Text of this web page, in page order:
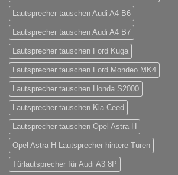
Lautsprecher tauschen Audi A4 B6
Lautsprecher tauschen Audi A4 B7
Lautsprecher tauschen Ford Kuga
Lautsprecher tauschen Ford Mondeo MK4
Lautsprecher tauschen Honda S2000
Lautsprecher tauschen Kia Ceed
Lautsprecher tauschen Opel Astra H
Opel Astra H Lautsprecher hintere Türen
Türlautsprecher für Audi A3 8P